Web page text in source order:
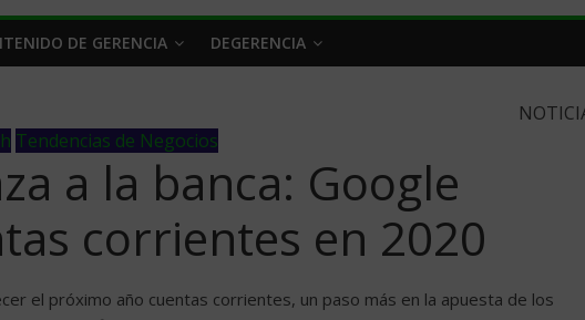
DE GERENCIA DEGERENCIA
Tendencias de Negocios
a la banca: Google
corrientes en 2020
el próximo año cuentas corrientes, un paso más en la apuesta de los